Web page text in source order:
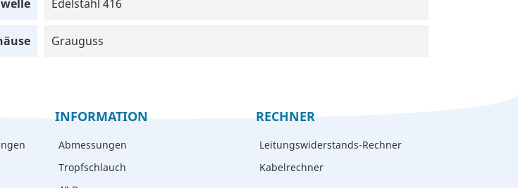
Edelstahl 416
Grauguss
INFORMATION
Abmessungen
Tropfschlauch
RECHNER
Leitungswiderstands-Rechner
Kabelrechner